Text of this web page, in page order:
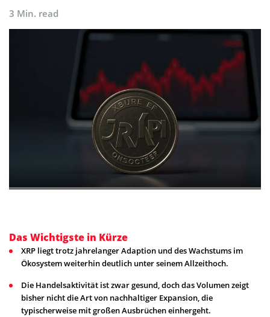
3 Min. read
Das Wichtigste in Kürze
XRP liegt trotz jahrelanger Adaption und des Wachstums im
Ökosystem weiterhin deutlich unter seinem Allzeithoch.
Die Handelsaktivität ist zwar gesund, doch das Volumen zeigt
bisher nicht die Art von nachhaltiger Expansion, die
typischerweise mit großen Ausbrüchen einhergeht.